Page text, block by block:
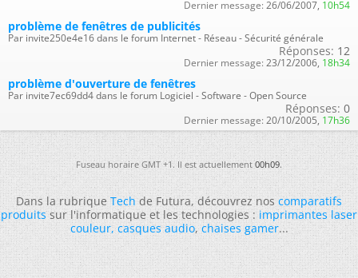
Dernier message: 26/06/2007, 10h54
problème de fenêtres de publicités
Par invite250e4e16 dans le forum Internet - Réseau - Sécurité générale
Réponses: 12
Dernier message: 23/12/2006, 18h34
problème d'ouverture de fenêtres
Par invite7ec69dd4 dans le forum Logiciel - Software - Open Source
Réponses: 0
Dernier message: 20/10/2005, 17h36
Fuseau horaire GMT +1. Il est actuellement00h09.
Dans la rubriqueTechde Futura, découvrez noscomparatifs
produitssur l'informatique et les technologies :imprimantes laser
couleur,casques audio,chaises gamer...